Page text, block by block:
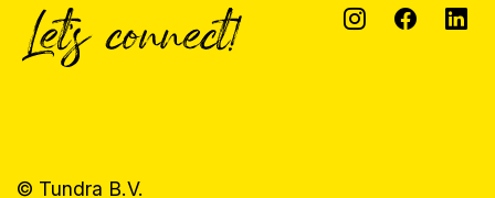
© Tundra B.V.